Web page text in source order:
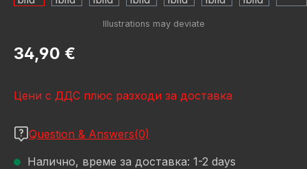
Редовна цена:
34,90 €
Цени с ДДС плюс разходи за доставка
Question & Answers(0)
Налично, време за доставка: 1-2 days